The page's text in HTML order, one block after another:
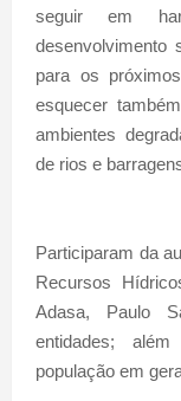
seguir em
desenvolvimento
para os
esquecer
ambientes
de rios e
Participaram da
Recursos
Adasa, Paulo
entidades;
população em